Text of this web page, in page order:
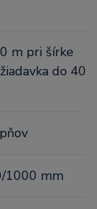
m pri šírke
do 40
1000 mm